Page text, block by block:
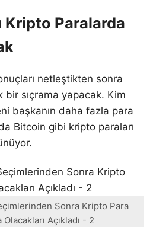
Kripto Paralarda
netleştikten sonra
bir sıçrama yapacak. Kim
başkanın daha fazla para
Bitcoin gibi kripto paraları
Sonra Kripto Para
Olacakları Açıkladı - 2